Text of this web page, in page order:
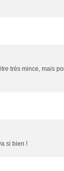
très mince, mais
si bien !